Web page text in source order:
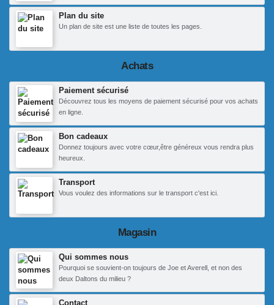
Plan du site
Un plan de site est une liste de toutes les pages.
Achats
Paiement sécurisé
Découvrez tous les moyens de paiement sécurisé pour vos achats
en ligne.
Bon cadeaux
Donnez toujours avec votre cœur,être généreux vous rendra plus
heureux.
Transport
Vous voulez des informations sur le transport c'est ici.
Magasin
Qui sommes nous
Pourquoi se souvient-on toujours de Joe et Averell, et non des
deux Daltons du milieu ?
Contact